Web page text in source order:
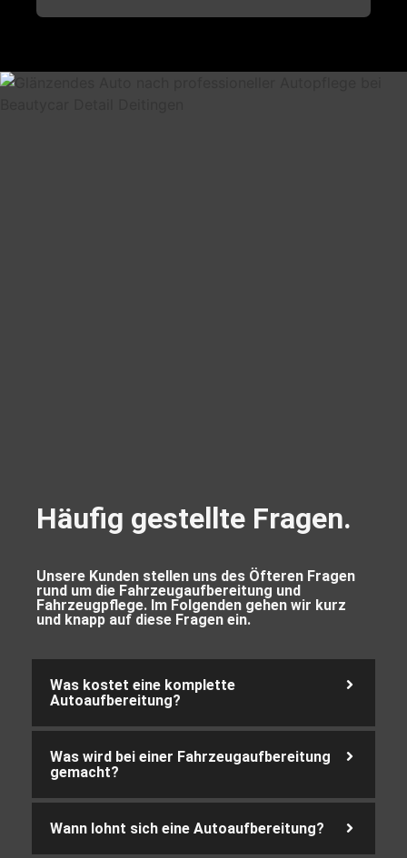
Häufig gestellte Fragen.
Unsere Kunden stellen uns des Öfteren Fragen
rund um die Fahrzeugaufbereitung und
Fahrzeugpflege. Im Folgenden gehen wir kurz
und knapp auf diese Fragen ein.
Was kostet eine komplette
Autoaufbereitung?
Was wird bei einer Fahrzeugaufbereitung
gemacht?
Wann lohnt sich eine Autoaufbereitung?